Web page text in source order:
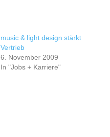
music & light design stärkt
Vertrieb
6. November 2009
In "Jobs + Karriere"